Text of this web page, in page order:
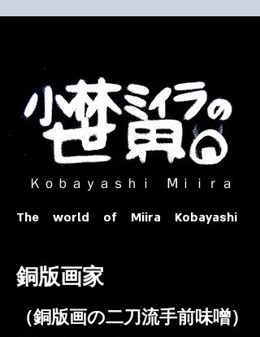
ｏｂａｙａｓｈｉ Ⅿｉｉｒａ​
The world of Miira Kobayashi
​銅版画家
​（銅版画の二刀流手前味噌）